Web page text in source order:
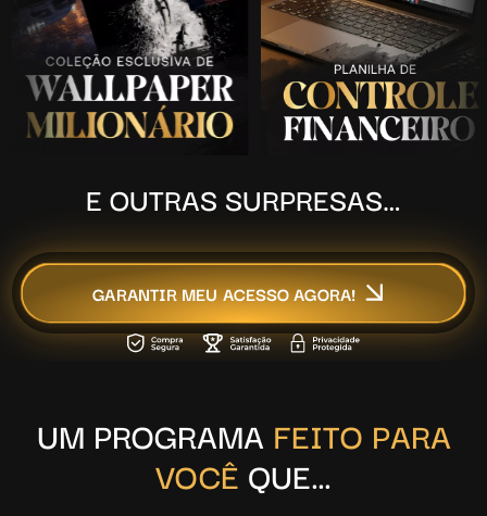
E OUTRAS SURPRESAS…
GARANTIR MEU ACESSO AGORA!
UM PROGRAMA FEITO PARA
VOCÊ QUE…